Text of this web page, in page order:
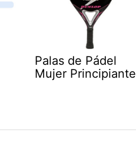
Palas de Pádel
Mujer Principiante